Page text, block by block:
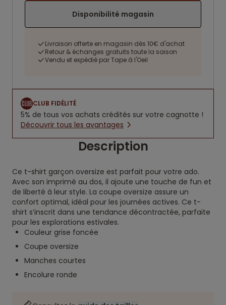
Disponibilité magasin
Livraison offerte en magasin dès 10€ d'achat
Retour & échanges gratuits toute la saison
Vendu et expédié par Tape à l'Oeil
CLUB FIDÉLITÉ
5% de tous vos achats crédités sur votre cagnotte !
Découvrir tous les avantages
Description
Ce t-shirt garçon oversize est parfait pour votre ado.
Avec son imprimé au dos, il ajoute une touche de fun et
de liberté à leur style. La coupe oversize assure un
confort optimal, idéal pour les journées actives. Ce t-
shirt s’inscrit dans une tendance décontractée, parfaite
pour les explorations estivales.
Couleur grise foncée
Coupe oversize
Manches courtes
Encolure ronde